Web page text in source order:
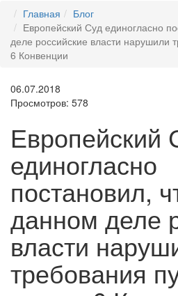
Главная
Блог
Европейский Суд единогласно
деле российские власти нарушили
6 Конвенции
06.07.2018
Просмотров: 578
Европейский
единогласно
постановил,
данном деле
власти
требования